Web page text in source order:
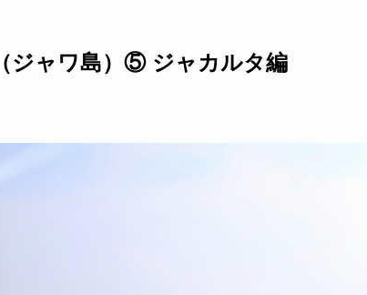
ジャワ島）⑤ ジャカルタ編